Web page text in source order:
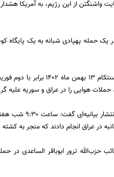
واشنگتن از این رژیم، به آمریکا
بهمن ماه ۱۴۰۲ برابر با ۲۸ ژانویه ۲۰۲۴ در یک حمله
هوایی را در عراق و سوریه علیه
در عراق انجام دادند که منجر به
حزب‌الله ترور ابوباقر الساعدی در